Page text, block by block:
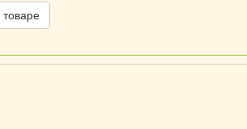
товаре